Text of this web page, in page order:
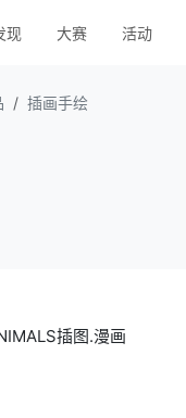
现 大赛 活动
插画手绘
插图.漫画